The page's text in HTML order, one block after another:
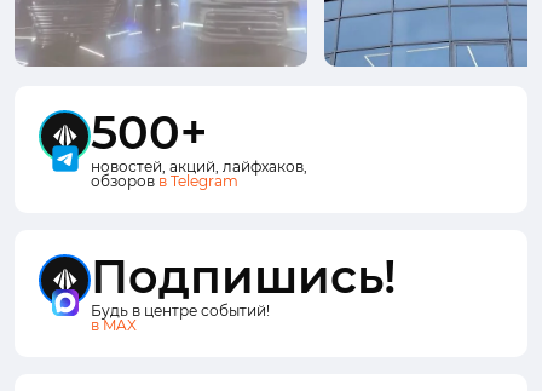
500+
новостей, акций, лайфхаков,
обзоров в Telegram
Подпишись!
Будь в центре событий!
в MAX